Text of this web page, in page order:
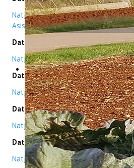
Natječaji za radno mjesto: Viši
Asistent (jedno radno mjesto)
Datum: 19.01.2026.
Natječaj za radno mjesto: Stručni
Datum: 12.11.2025.
Natječaji za radno mjesto: Suradnik
Datum: 29.10.2025.
Natječaji za radno mjesto:
Datum: 24.10.2025.
Natječaj za radno mjesto: Stručni